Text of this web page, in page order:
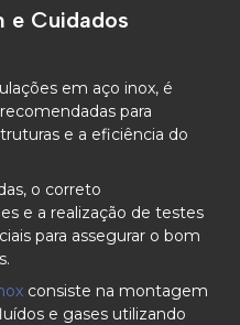
e Cuidados
em aço inox, é
para
e a eficiência do
o correto
e a realização de testes
para assegurar o bom
consiste na montagem
e gases utilizando